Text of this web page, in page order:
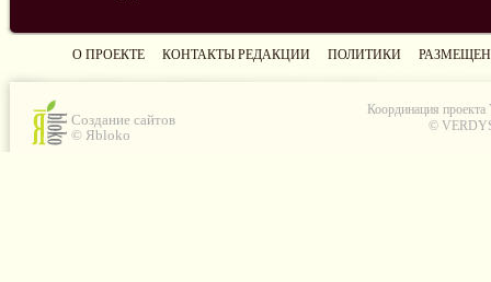
О ПРОЕКТЕ КОНТАКТЫ РЕДАКЦИИ ПОЛИТИКИ
Создание сайтов
© Яbloko
Координация проекта
©